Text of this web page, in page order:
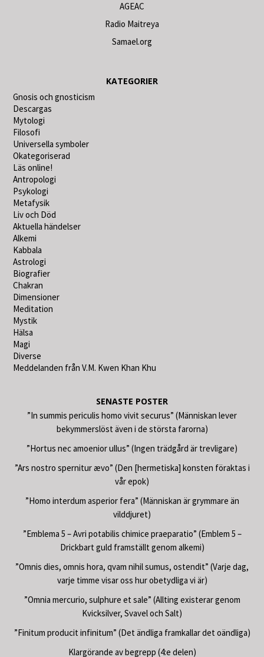
AGEAC
Radio Maitreya
Samael.org
KATEGORIER
Gnosis och gnosticism
Descargas
Mytologi
Filosofi
Universella symboler
Okategoriserad
Läs online!
Antropologi
Psykologi
Metafysik
Liv och Död
Aktuella händelser
Alkemi
Kabbala
Astrologi
Biografier
Chakran
Dimensioner
Meditation
Mystik
Hälsa
Magi
Diverse
Meddelanden från V.M. Kwen Khan Khu
SENASTE POSTER
”In summis periculis homo vivit securus” (Människan lever
bekymmerslöst även i de största farorna)
”Hortus nec amoenior ullus” (Ingen trädgård är trevligare)
”Ars nostro spernitur ævo” (Den [hermetiska] konsten föraktas i
vår epok)
”Homo interdum asperior fera” (Människan är grymmare än
vilddjuret)
”Emblema 5 – Avri potabilis chimice praeparatio” (Emblem 5 –
Drickbart guld framställt genom alkemi)
”Omnis dies, omnis hora, qvam nihil sumus, ostendit” (Varje dag,
varje timme visar oss hur obetydliga vi är)
”Omnia mercurio, sulphure et sale” (Allting existerar genom
Kvicksilver, Svavel och Salt)
”Finitum producit infinitum” (Det ändliga framkallar det oändliga)
Klargörande av begrepp (4:e delen)